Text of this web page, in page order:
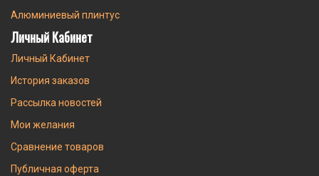
Алюминиевый плинтус
Личный Кабинет
Личный Кабинет
История заказов
Рассылка новостей
Мои желания
Сравнение товаров
Публичная оферта